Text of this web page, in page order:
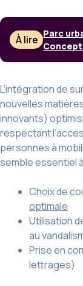
À lire Parc
L’intégration de
nouvelles
innovants)
respectant
personnes à
semble essentiel
Choix de
optimale
Utilisation
au
Prise en
lettrages)